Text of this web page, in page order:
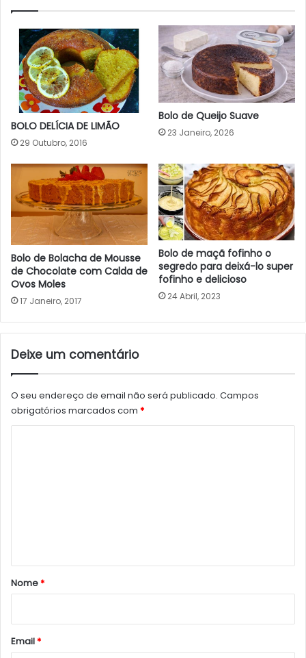
BOLO DELÍCIA DE LIMÃO
29 Outubro, 2016
Bolo de Queijo Suave
23 Janeiro, 2026
Bolo de Bolacha de Mousse
de Chocolate com Calda de
Ovos Moles
17 Janeiro, 2017
Bolo de maçã fofinho o
segredo para deixá-lo super
fofinho e delicioso
24 Abril, 2023
Deixe um comentário
O seu endereço de email não será publicado. Campos
obrigatórios marcados com *
r
*
Nome*
Email*